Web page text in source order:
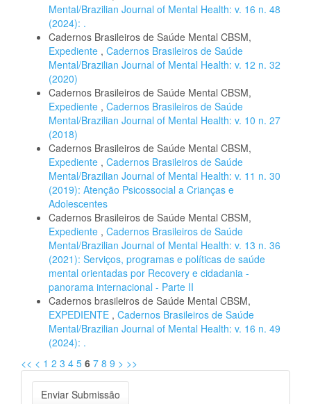
Mental/Brazilian Journal of Mental Health: v. 16 n. 48
(2024): .
Cadernos Brasileiros de Saúde Mental CBSM,
Expediente , Cadernos Brasileiros de Saúde
Mental/Brazilian Journal of Mental Health: v. 12 n. 32
(2020)
Cadernos Brasileiros de Saúde Mental CBSM,
Expediente , Cadernos Brasileiros de Saúde
Mental/Brazilian Journal of Mental Health: v. 10 n. 27
(2018)
Cadernos Brasileiros de Saúde Mental CBSM,
Expediente , Cadernos Brasileiros de Saúde
Mental/Brazilian Journal of Mental Health: v. 11 n. 30
(2019): Atenção Psicossocial a Crianças e
Adolescentes
Cadernos Brasileiros de Saúde Mental CBSM,
Expediente , Cadernos Brasileiros de Saúde
Mental/Brazilian Journal of Mental Health: v. 13 n. 36
(2021): Serviços, programas e políticas de saúde
mental orientadas por Recovery e cidadania -
panorama internacional - Parte II
Cadernos brasileiros de Saúde Mental CBSM,
EXPEDIENTE , Cadernos Brasileiros de Saúde
Mental/Brazilian Journal of Mental Health: v. 16 n. 49
(2024): .
<< < 1 2 3 4 5 6 7 8 9 > >>
Enviar
Enviar Submissão